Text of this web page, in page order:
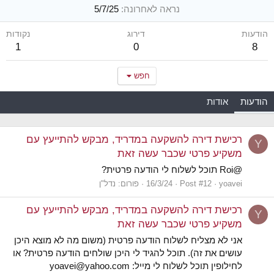
נראה לאחרונה 5/7/25
הודעות
8
דירוג
0
נקודות
1
חפש
הודעות אודות
Y
רכישת דירה להשקעה במדריד, מבקש להתייעץ עם
משקיע פרטי שכבר עשה זאת
@Roi תוכל לשלוח לי הודעה פרטית?
yoavei
Post #12
16/3/24 פורום: נדל"ן
Y
רכישת דירה להשקעה במדריד, מבקש להתייעץ עם
משקיע פרטי שכבר עשה זאת
אני לא מצליח לשלוח הודעה פרטית (משום מה לא מוצא היכן
עושים את זה). תוכל להגיד לי היכן שולחים הודעה פרטית? או
לחילופין תוכל לשלוח לי מייל: yoavei@yahoo.com